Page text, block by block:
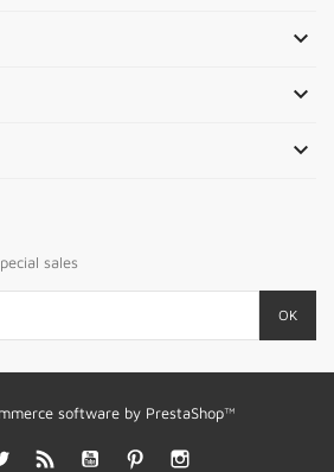



sales
software by PrestaShop™
Twitter YouTube Pinterest